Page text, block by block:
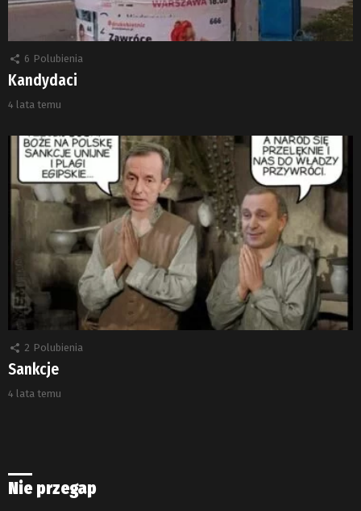
6 Polubienia
Kandydaci
4 lata temu
2 Polubienia
Sankcje
4 lata temu
Nie przegap